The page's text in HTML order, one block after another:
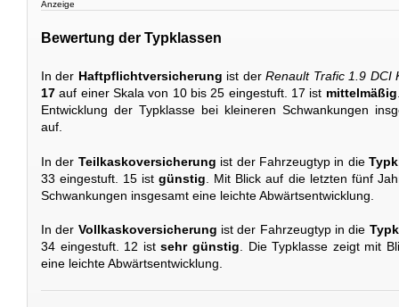
Anzeige
Bewertung der Typklassen
In der Haftpflichtversicherung ist derRenault Trafic 1.9 DCI
17 auf einer Skala von 10 bis 25 eingestuft. 17 ist mittelmäßig
Entwicklung der Typklasse bei kleineren Schwankungen
auf.
In der Teilkaskoversicherung ist der Fahrzeugtyp in die
33 eingestuft. 15 istgünstig . Mit Blick auf die letzten fünf
Schwankungen insgesamt eine leichte Abwärtsentwicklung.
In der Vollkaskoversicherung ist der Fahrzeugtyp in die
34 eingestuft. 12 istsehr günstig. Die Typklasse zeigt mit
eine leichte Abwärtsentwicklung.